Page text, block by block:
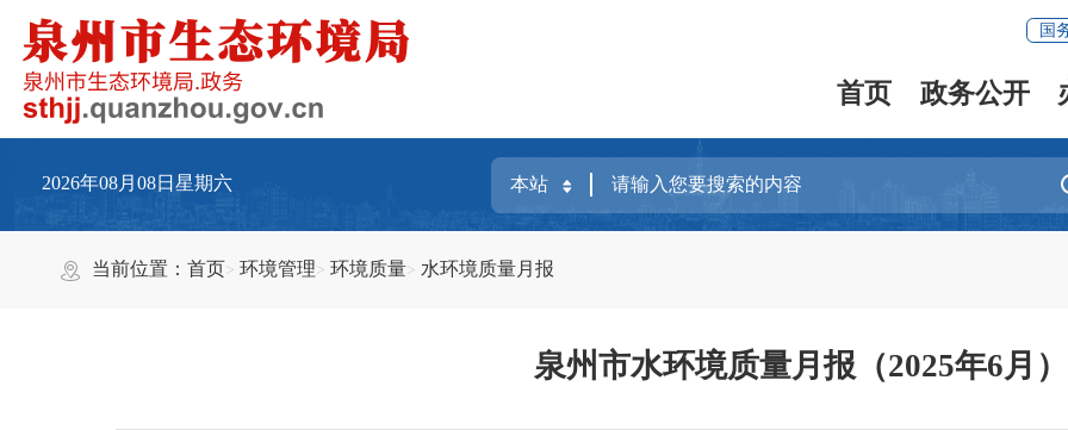
国
首页 政务公开
2026年08月08日星期六
当前位置：首页 环境管理 环境质量 水环境质量月报
泉州市水环境质量月报（2025年6月）